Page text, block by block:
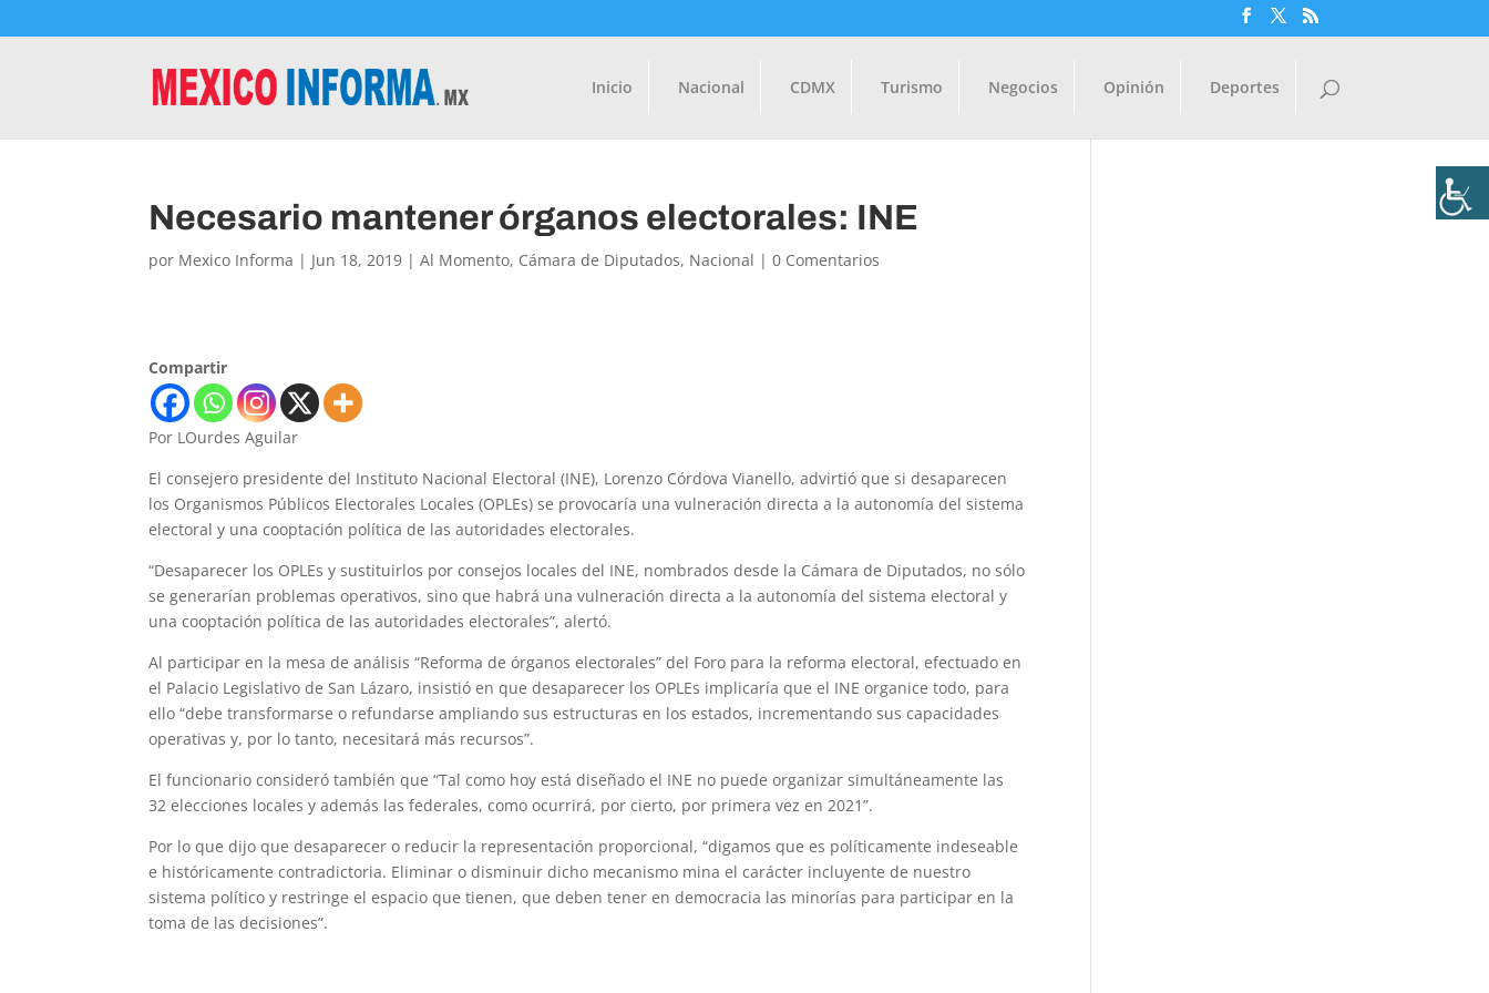
Inicio Nacional CDMX Turismo Negocios Opinión Deportes
Necesario mantener órganos electorales: INE
por Mexico Informa | Jun 18, 2019 |Al Momento, Cámara de Diputados, Nacional |0 Comentarios
Compartir
Por LOurdes Aguilar
El consejero presidente del Instituto Nacional Electoral (INE), Lorenzo Córdova Vianello, advirtió que si desaparecen
los Organismos Públicos Electorales Locales (OPLEs) se provocaría una vulneración directa a la autonomía del sistema
electoral y una cooptación política de las autoridades electorales.
“Desaparecer los OPLEs y sustituirlos por consejos locales del INE, nombrados desde la Cámara de Diputados, no sólo
se generarían problemas operativos, sino que habrá una vulneración directa a la autonomía del sistema electoral y
una cooptación política de las autoridades electorales”, alertó.
Al participar en la mesa de análisis “Reforma de órganos electorales” del Foro para la reforma electoral, efectuado en
el Palacio Legislativo de San Lázaro, insistió en que desaparecer los OPLEs implicaría que el INE organice todo, para
ello “debe transformarse o refundarse ampliando sus estructuras en los estados, incrementando sus capacidades
operativas y, por lo tanto, necesitará más recursos”.
El funcionario consideró también que “Tal como hoy está diseñado el INE no puede organizar simultáneamente las
32 elecciones locales y además las federales, como ocurrirá, por cierto, por primera vez en 2021”.
Por lo que dijo que desaparecer o reducir la representación proporcional, “digamos que es políticamente indeseable
e históricamente contradictoria. Eliminar o disminuir dicho mecanismo mina el carácter incluyente de nuestro
sistema político y restringe el espacio que tienen, que deben tener en democracia las minorías para participar en la
toma de las decisiones”.